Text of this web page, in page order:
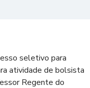
seletivo para
atividade de bolsista
Regente do